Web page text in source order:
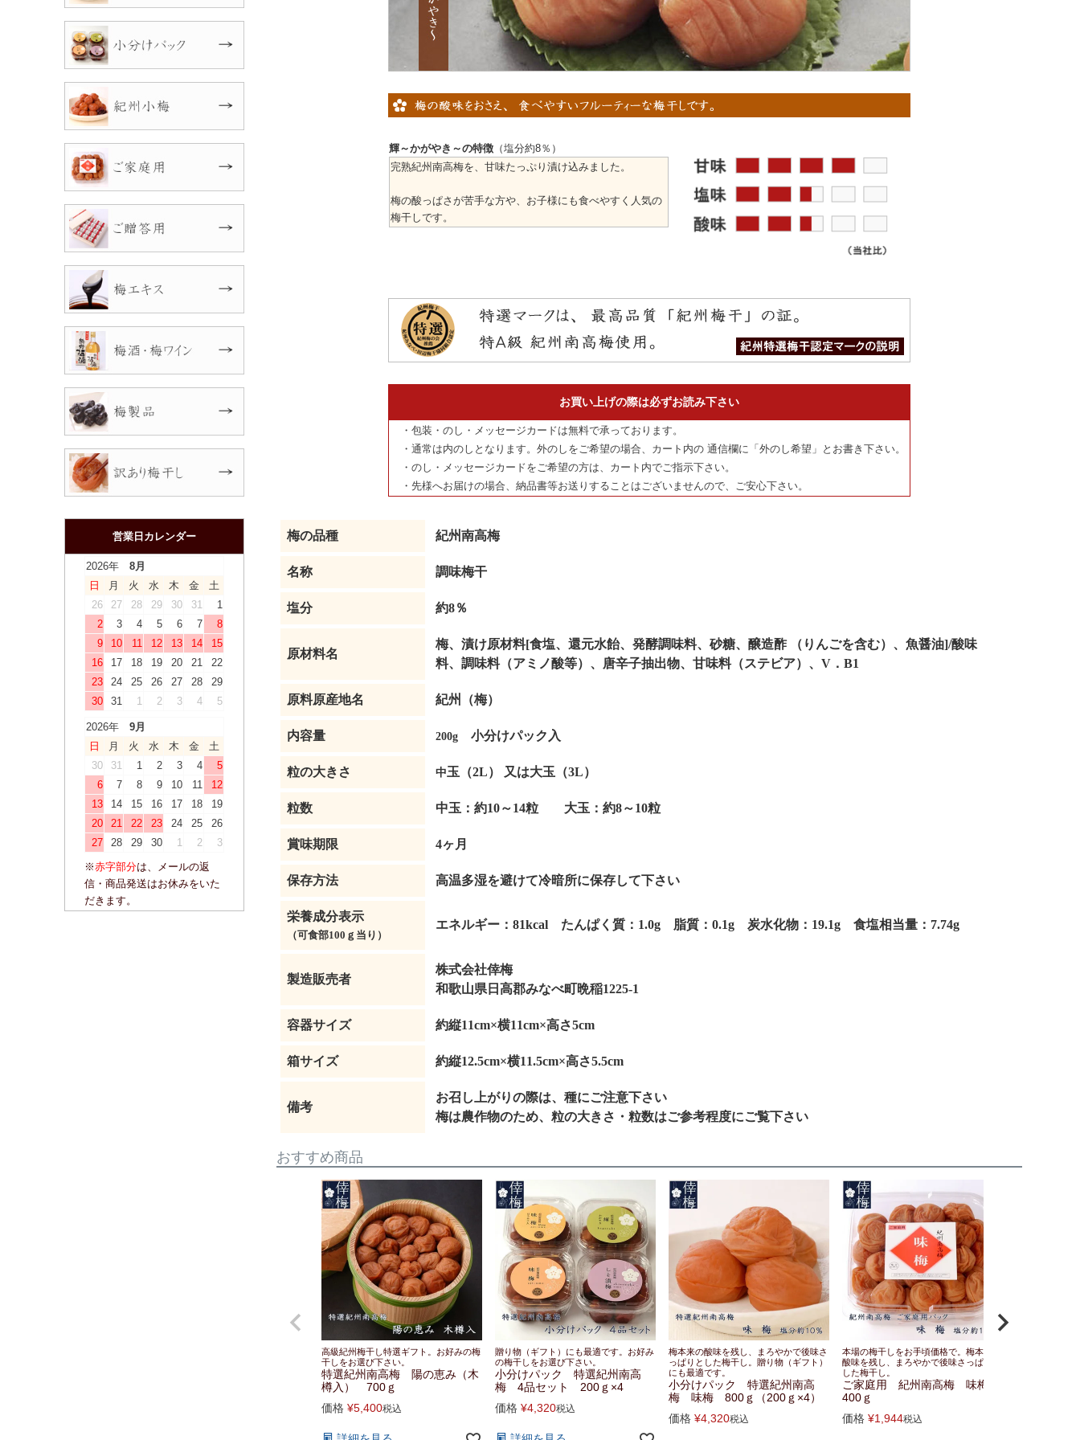
営業日カレンダー
2026年 8月
日
月 火 水 木 金
土
26
27 28 29 30 31
1
2
3 4 5 6 7
8
9
10 11 12 13 14
15
16
17 18 19 20 21
22
23
24 25 26 27 28
29
30
31 1 2 3 4 5
2026年 9月
日
月 火 水 木 金
土
30
31 1 2 3 4
5
6
7 8 9 10 11
12
13
14 15 16 17 18
19
20
21 22 23 24 25
26
27
28 29 30 1 2
3
※赤字部分は、メールの返
信・商品発送はお休みをいた
だきます。
輝～かがやき～の特徴（塩分約8％）
完熟紀州南高梅を、甘味たっぷり漬け込みました。
梅の酸っぱさが苦手な方や、お子様にも食べやすく人気の
梅干しです。
お買い上げの際は必ずお読み下さい
・包装・のし・メッセージカードは無料で承っております。
・通常は内のしとなります。外のしをご希望の場合、カート内の 通信欄に「外のし希望」とお書き下さい。
・のし・メッセージカードをご希望の方は、カート内でご指示下さい。
・先様へお届けの場合、納品書等お送りすることはございませんので、ご安心下さい。
梅の品種 紀州南高梅
名称 調味梅干
塩分 約8％
原材料名
梅、漬け原材料[食塩、還元水飴、発酵調味料、砂糖、醸造酢 （りんごを含む）、魚醤油]/酸味
料、調味料（アミノ酸等）、唐辛子抽出物、甘味料（ステビア）、V．B1
原料原産地名 紀州（梅）
内容量 200g 小分けパック入
粒の大きさ 中玉（2L） 又は大玉（3L）
粒数 中玉：約10～14粒 大玉：約8～10粒
賞味期限 4ヶ月
保存方法 高温多湿を避けて冷暗所に保存して下さい
栄養成分表示
（可食部100ｇ当り）
エネルギー：81kcal たんぱく質：1.0g 脂質：0.1g 炭水化物：19.1g 食塩相当量：7.74g
製造販売者
株式会社倖梅
和歌山県日高郡みなべ町晩稲1225-1
容器サイズ 約縦11cm×横11cm×高さ5cm
箱サイズ 約縦12.5cm×横11.5cm×高さ5.5cm
備考
お召し上がりの際は、種にご注意下さい
梅は農作物のため、粒の大きさ・粒数はご参考程度にご覧下さい
おすすめ商品
高級紀州梅干し特選ギフト。お好みの梅
干しをお選び下さい。
特選紀州南高梅 陽の恵み（木
樽入） 700ｇ
価格 ¥5,400税込
贈り物（ギフト）にも最適です。お好み
の梅干しをお選び下さい。
小分けパック 特選紀州南高
梅 4品セット 200ｇ×4
価格 ¥4,320税込
梅本来の酸味を残し、まろやかで後味さ
っぱりとした梅干し。贈り物（ギフト）
にも最適です。
小分けパック 特選紀州南高
梅 味梅 800ｇ（200ｇ×4）
価格 ¥4,320税込
本場の梅干しをお手頃価格で。梅本来の
酸味を残し、まろやかで後味さっぱりと
した梅干し。
ご家庭用 紀州南高梅 味梅
400ｇ
価格 ¥1,944税込